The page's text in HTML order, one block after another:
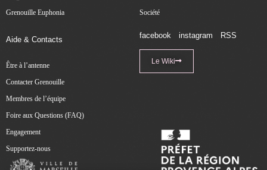
Grenouille Euphonia Société
Aide & Contacts
Être à l’antenne
Contacter Grenouille
Membres de l’équipe
Foire aux Questions (FAQ)
Engagement
Supportez-nous
facebook instagram RSS
Le Wiki